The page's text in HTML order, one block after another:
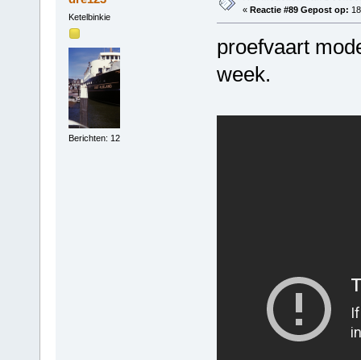
Ketelbinkie
Berichten: 12
« Reactie #89 Gepost op:
proefvaart
week.